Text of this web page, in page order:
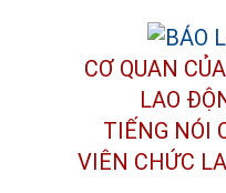
CƠ QUAN
LAO
TIẾNG NÓI
VIÊN CHỨC